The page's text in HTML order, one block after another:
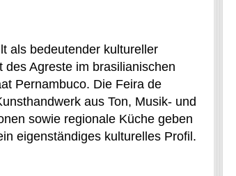
als bedeutender kultureller
des Agreste im brasilianischen
Pernambuco. Die Feira de
aus Ton, Musik- und
sowie regionale Küche geben
eigenständiges kulturelles Profil.